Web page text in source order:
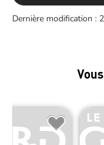
Dernière modification :